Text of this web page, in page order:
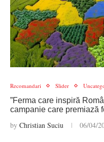
Recomandari Slider
”Ferma care inspiră
campanie care premiază
by Christian Suciu 06/04/